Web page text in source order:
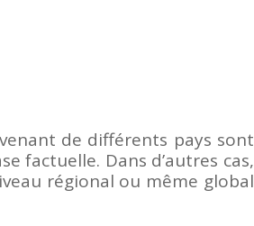
de différents pays sont
factuelle. Dans d’autres cas,
régional ou même global